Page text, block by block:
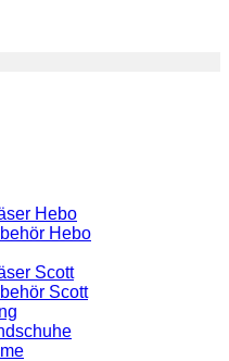
Hebo
Hebo
Scott
Scott